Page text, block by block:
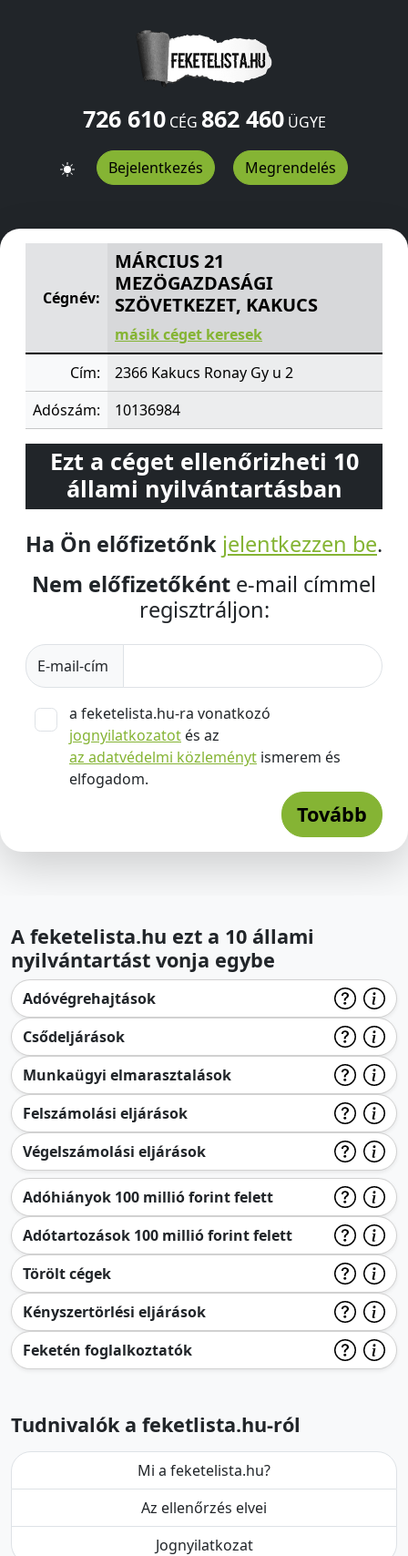
726 610CÉG 862 460ÜGYE
Bejelentkezés Megrendelés
MÁRCIUS 21 MEZÖGAZDASÁGI SZÖVETKEZET, KAKUCS
Cégnév:
MÁRCIUS 21
MEZÖGAZDASÁGI
SZÖVETKEZET, KAKUCS
másik céget keresek
Cím:
2366 Kakucs Ronay Gy u 2
Adószám:
10136984
Ezt a céget ellenőrizheti 10
állami nyilvántartásban
Ha Ön előfizetőnk jelentkezzen be.
Nem előfizetőként e-mail címmel
regisztráljon:
E-mail-cím
a feketelista.hu-ra vonatkozó
jognyilatkozatot és az
az adatvédelmi közleményt ismerem és
elfogadom.
Tovább
A feketelista.hu ezt a 10 állami
nyilvántartást vonja egybe
Adóvégrehajtások
Csődeljárások
Munkaügyi elmarasztalások
Felszámolási eljárások
Végelszámolási eljárások
Adóhiányok 100 millió forint felett
Adótartozások 100 millió forint felett
Törölt cégek
Kényszertörlési eljárások
Feketén foglalkoztatók
Tudnivalók a feketlista.hu-ról
Mi a feketelista.hu?
Az ellenőrzés elvei
Jognyilatkozat